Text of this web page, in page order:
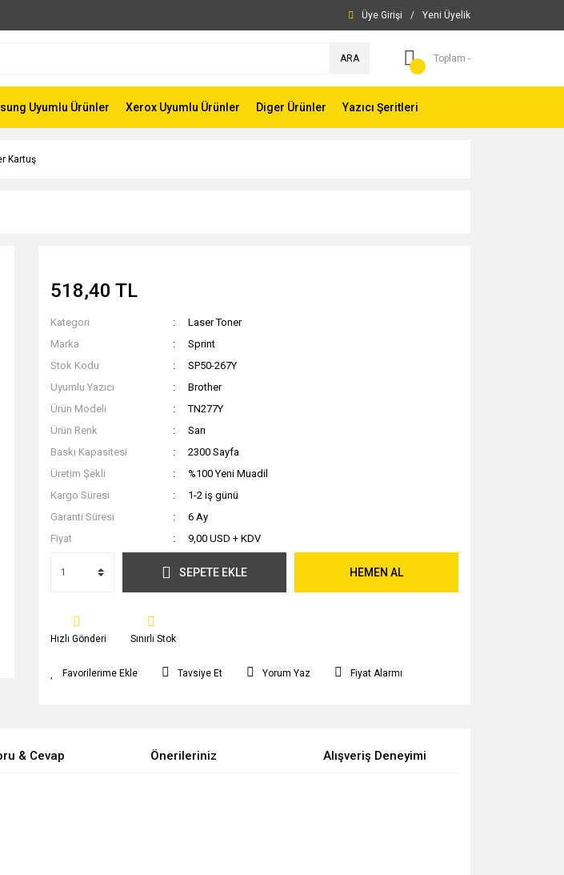
Üye Girişi / Yeni Üyelik
ARA Toplam -
Uyumlu Ürünler Xerox Uyumlu Ürünler Diger Ürünler Yazıcı Şeritleri
Kartuş
518,40 TL
Kategori
Laser Toner
Marka
Sprint
Stok Kodu
SP50-267Y
Uyumlu Yazıcı
Brother
Ürün Modeli
TN277Y
Ürün Renk
Sarı
Baskı Kapasitesi
2300 Sayfa
Üretim Şekli
%100 Yeni Muadil
Kargo Süresi
1-2 iş günü
Garanti Süresi
6 Ay
Fiyat
9,00 USD + KDV
SEPETE EKLE HEMEN AL
Hızlı Gönderi Sınırlı Stok
Tavsiye Et Yorum Yaz Fiyat Alarmı
& Cevap Önerileriniz Alışveriş Deneyimi